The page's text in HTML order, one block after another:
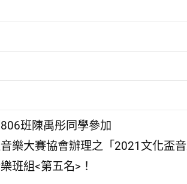
班陳禹彤同學參加
樂大賽協會辦理之「2021文化盃音
班組<第五名>！